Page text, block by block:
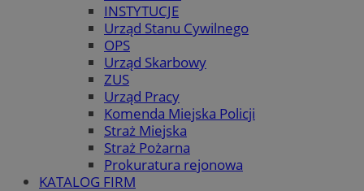
INSTYTUCJE
Urząd Stanu Cywilnego
OPS
Urząd Skarbowy
ZUS
Urząd Pracy
Komenda Miejska Policji
Straż Miejska
Straż Pożarna
Prokuratura rejonowa
KATALOG FIRM